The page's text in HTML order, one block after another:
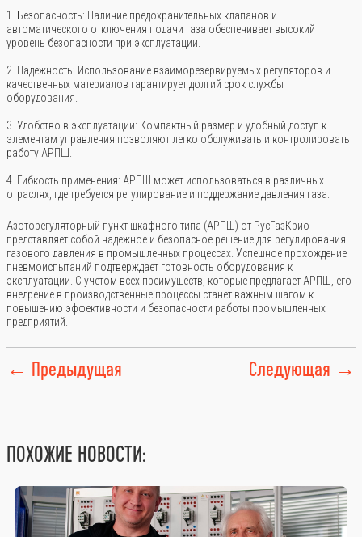
1. Безопасность: Наличие предохранительных клапанов и
автоматического отключения подачи газа обеспечивает высокий
уровень безопасности при эксплуатации.
2. Надежность: Использование взаиморезервируемых регуляторов и
качественных материалов гарантирует долгий срок службы
оборудования.
3. Удобство в эксплуатации: Компактный размер и удобный доступ к
элементам управления позволяют легко обслуживать и контролировать
работу АРПШ.
4. Гибкость применения: АРПШ может использоваться в различных
отраслях, где требуется регулирование и поддержание давления газа.
Азоторегуляторный пункт шкафного типа (АРПШ) от РусГазКрио
представляет собой надежное и безопасное решение для регулирования
газового давления в промышленных процессах. Успешное прохождение
пневмоиспытаний подтверждает готовность оборудования к
эксплуатации. С учетом всех преимуществ, которые предлагает АРПШ, его
внедрение в производственные процессы станет важным шагом к
повышению эффективности и безопасности работы промышленных
предприятий.
← Предыдущая Следующая →
ПОХОЖИЕ НОВОСТИ: